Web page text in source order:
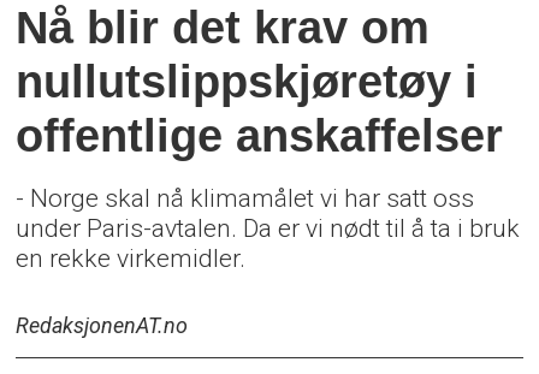
Nå blir det krav om
nullutslippskjøretøy i
offentlige anskaffelser
- Norge skal nå klimamålet vi har satt oss
under Paris-avtalen. Da er vi nødt til å ta i bruk
en rekke virkemidler.
RedaksjonenAT.no